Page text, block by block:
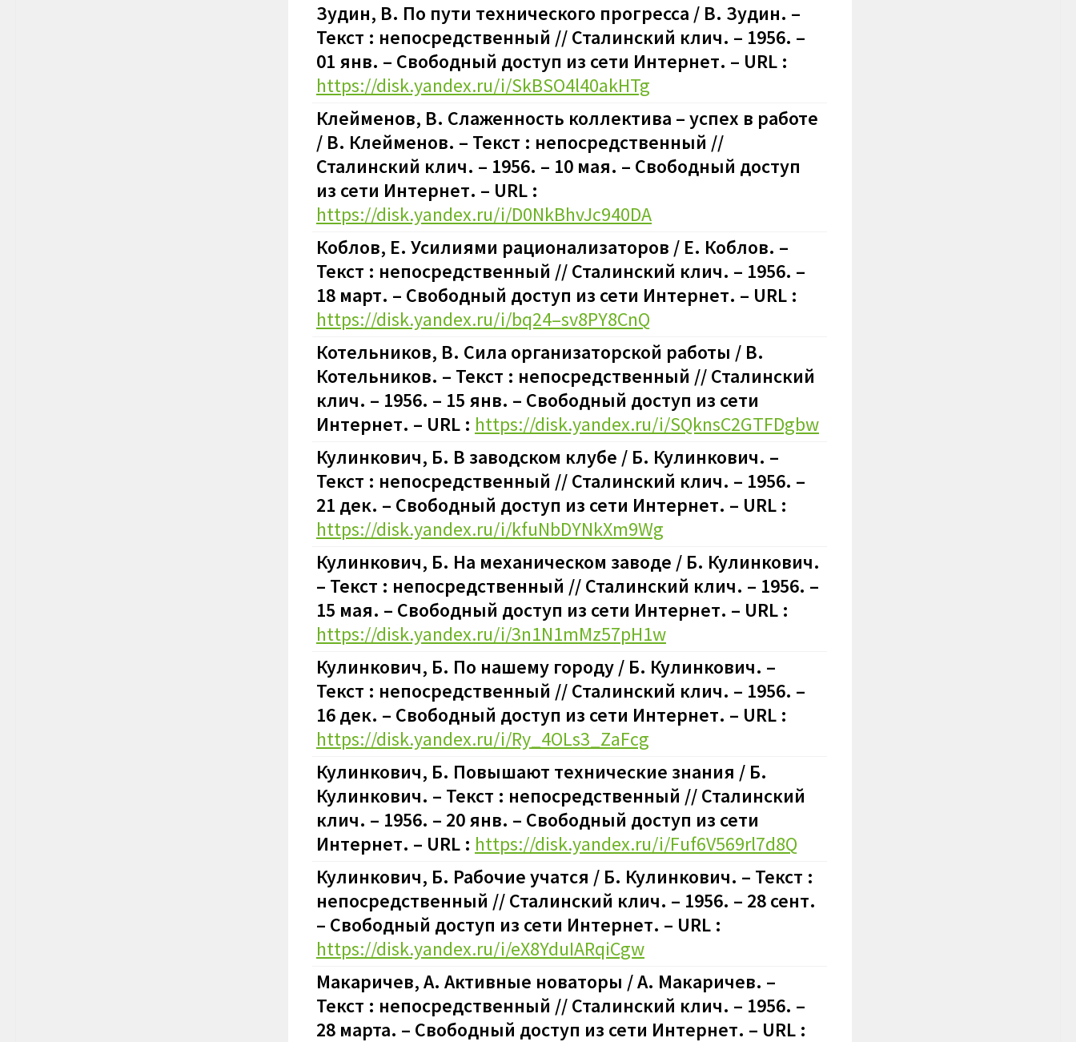
Зудин, В. По пути технического прогресса / В. Зудин. –
Текст : непосредственный // Сталинский клич. – 1956. –
01 янв. – Свободный доступ из сети Интернет. – URL :
https://disk.yandex.ru/i/SkBSO4l40akHTg
Клейменов, В. Слаженность коллектива – успех в работе
/ В. Клейменов. – Текст : непосредственный //
Сталинский клич. – 1956. – 10 мая. – Свободный доступ
из сети Интернет. – URL :
https://disk.yandex.ru/i/D0NkBhvJc940DA
Коблов, Е. Усилиями рационализаторов / Е. Коблов. –
Текст : непосредственный // Сталинский клич. – 1956. –
18 март. – Свободный доступ из сети Интернет. – URL :
https://disk.yandex.ru/i/bq24–sv8PY8CnQ
Котельников, В. Сила организаторской работы / В.
Котельников. – Текст : непосредственный // Сталинский
клич. – 1956. – 15 янв. – Свободный доступ из сети
Интернет. – URL : https://disk.yandex.ru/i/SQknsC2GTFDgbw
Кулинкович, Б. В заводском клубе / Б. Кулинкович. –
Текст : непосредственный // Сталинский клич. – 1956. –
21 дек. – Свободный доступ из сети Интернет. – URL :
https://disk.yandex.ru/i/kfuNbDYNkXm9Wg
Кулинкович, Б. На механическом заводе / Б. Кулинкович.
– Текст : непосредственный // Сталинский клич. – 1956. –
15 мая. – Свободный доступ из сети Интернет. – URL :
https://disk.yandex.ru/i/3n1N1mMz57pH1w
Кулинкович, Б. По нашему городу / Б. Кулинкович. –
Текст : непосредственный // Сталинский клич. – 1956. –
16 дек. – Свободный доступ из сети Интернет. – URL :
https://disk.yandex.ru/i/Ry_4OLs3_ZaFcg
Кулинкович, Б. Повышают технические знания / Б.
Кулинкович. – Текст : непосредственный // Сталинский
клич. – 1956. – 20 янв. – Свободный доступ из сети
Интернет. – URL : https://disk.yandex.ru/i/Fuf6V569rl7d8Q
Кулинкович, Б. Рабочие учатся / Б. Кулинкович. – Текст :
непосредственный // Сталинский клич. – 1956. – 28 сент.
– Свободный доступ из сети Интернет. – URL :
https://disk.yandex.ru/i/eX8YduIARqiCgw
Макаричев, А. Активные новаторы / А. Макаричев. –
Текст : непосредственный // Сталинский клич. – 1956. –
28 марта. – Свободный доступ из сети Интернет. – URL :